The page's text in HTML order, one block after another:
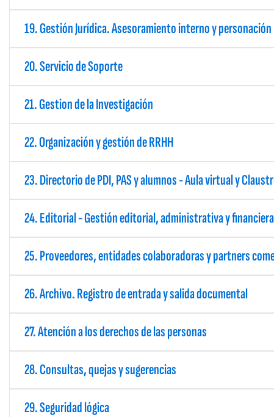
19. Gestión Jurídica. Asesoramiento interno y personación
20. Servicio de Soporte
21. Gestion de la Investigación
22. Organización y gestión de RRHH
23. Directorio de PDI, PAS y alumnos - Aula virtual y
24. Editorial - Gestión editorial, administrativa y
25. Proveedores, entidades colaboradoras y partners
26. Archivo. Registro de entrada y salida documental
27. Atención a los derechos de las personas
28. Consultas, quejas y sugerencias
29. Seguridad lógica